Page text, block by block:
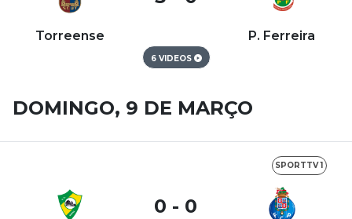
Torreense P. Ferreira
6 VIDEOS
DOMINGO, 9 DE MARÇO
SPORTTV 1
0 - 0